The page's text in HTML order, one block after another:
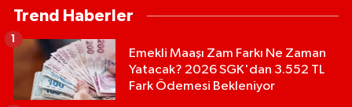
Trend Haberler
Emekli Maaşı Zam Farkı Ne Zaman
Yatacak? 2026 SGK'dan 3.552 TL
Fark Ödemesi Bekleniyor
1